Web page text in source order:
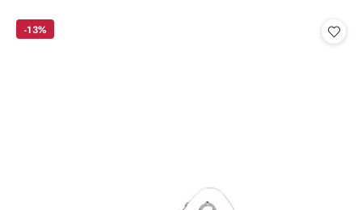
statusie:
-13%